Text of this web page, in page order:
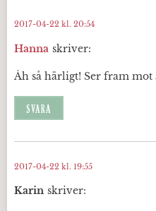
Hanna skriver:
2017-04-22 kl. 20:54
Åh så härligt! Ser fram mot
SVARA
Karin skriver:
2017-04-22 kl. 19:55